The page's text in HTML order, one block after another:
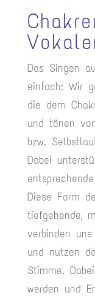
Das Singen
einfach: Wir
die dem
und tönen
bzw.
Dabei
Diese Form
tiefgehende,
verbinden
und nutzen
Stimme.
werden und